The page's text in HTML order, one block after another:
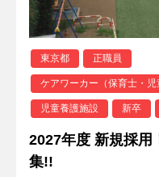
東京都 正職員
ケアワーカー（保育士・児
児童養護施設 新卒
2027年度 新規採用
集!!